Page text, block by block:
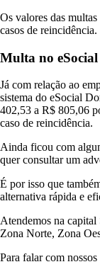
Os valores das
casos de reincidência.
Multa no eSocial
Já com relação ao
sistema do eSocial
402,53 a R$ 805,06
caso de reincidência.
Ainda ficou com
quer consultar um
É por isso que
alternativa rápida e
Atendemos na
Zona Norte, Zona
Para falar com